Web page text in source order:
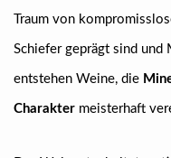
Traum von
Schiefer geprägt sind und
entstehen Weine, die
Charakter meisterhaft